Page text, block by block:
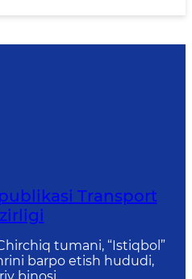
Transport
tumani, “Istiqbol”
barpo etish hududi,